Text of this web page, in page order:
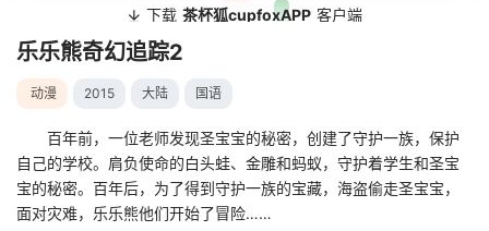
乐乐熊奇幻追踪2
动漫 2015 大陆 国语
百年前，一位老师发现圣宝宝的秘密，创建了守护一族，保护
自己的学校。肩负使命的白头蛙、金雕和蚂蚁，守护着学生和圣宝
宝的秘密。百年后，为了得到守护一族的宝藏，海盗偷走圣宝宝，
面对灾难，乐乐熊他们开始了冒险……